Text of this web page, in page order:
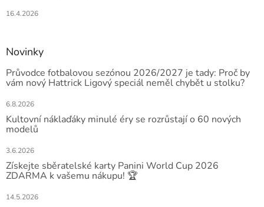
16.4.2026
Novinky
Průvodce fotbalovou sezónou 2026/2027 je tady: Proč by
vám nový Hattrick Ligový speciál neměl chybět u stolku?
6.8.2026
Kultovní náklaďáky minulé éry se rozrůstají o 60 nových
modelů
3.6.2026
Získejte sběratelské karty Panini World Cup 2026
ZDARMA k vašemu nákupu! 🏆
14.5.2026